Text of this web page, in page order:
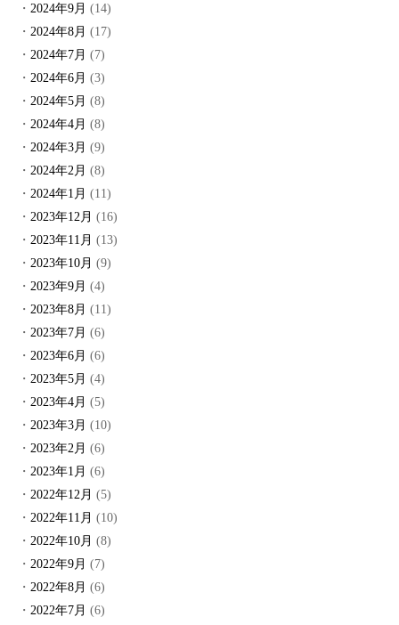
2024年9月 (14)
2024年8月 (17)
2024年7月 (7)
2024年6月 (3)
2024年5月 (8)
2024年4月 (8)
2024年3月 (9)
2024年2月 (8)
2024年1月 (11)
2023年12月 (16)
2023年11月 (13)
2023年10月 (9)
2023年9月 (4)
2023年8月 (11)
2023年7月 (6)
2023年6月 (6)
2023年5月 (4)
2023年4月 (5)
2023年3月 (10)
2023年2月 (6)
2023年1月 (6)
2022年12月 (5)
2022年11月 (10)
2022年10月 (8)
2022年9月 (7)
2022年8月 (6)
2022年7月 (6)